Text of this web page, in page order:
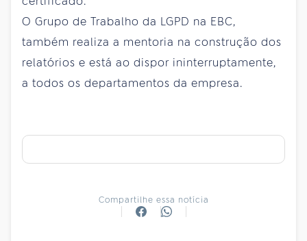
O Grupo de Trabalho da LGPD na EBC,
também realiza a mentoria na construção dos
relatórios e está ao dispor ininterruptamente,
a todos os departamentos da empresa.
Compartilhe essa notícia